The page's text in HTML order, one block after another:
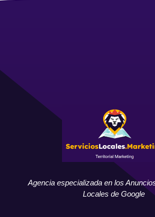
Agencia especializada en los
Locales de Google